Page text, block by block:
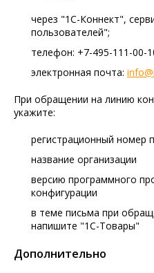
через "1С-Коннект",
пользователей";
телефон: +7-495-111-00-
электронная почта:
При обращении на линию
укажите:
регистрационный номер
название организации
версию программного
конфигурации
в теме письма при
напишите "1С-Товары"
Дополнительно